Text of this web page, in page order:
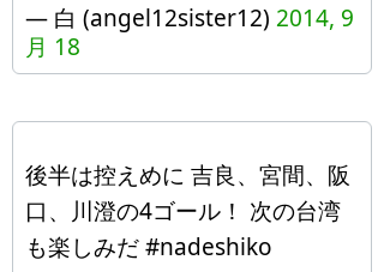
— 白 (angel12sister12) 2014, 9
月 18
後半は控えめに 吉良、宮間、阪
口、川澄の4ゴール！ 次の台湾
も楽しみだ #nadeshiko